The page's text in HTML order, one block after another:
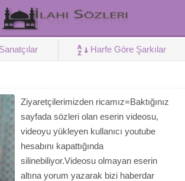
Harfe Göre Şarkılar
Ziyaretçilerimizden ricamız=Baktığınız
sayfada sözleri olan eserin videosu,
videoyu yükleyen kullanıcı youtube
hesabını kapattığında
silinebiliyor.Videosu olmayan eserin
altına yorum yazarak bizi haberdar